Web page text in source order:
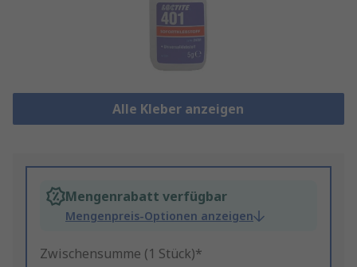
Alle Kleber anzeigen
Mengenrabatt verfügbar
Mengenpreis-Optionen anzeigen
Zwischensumme (1 Stück)*